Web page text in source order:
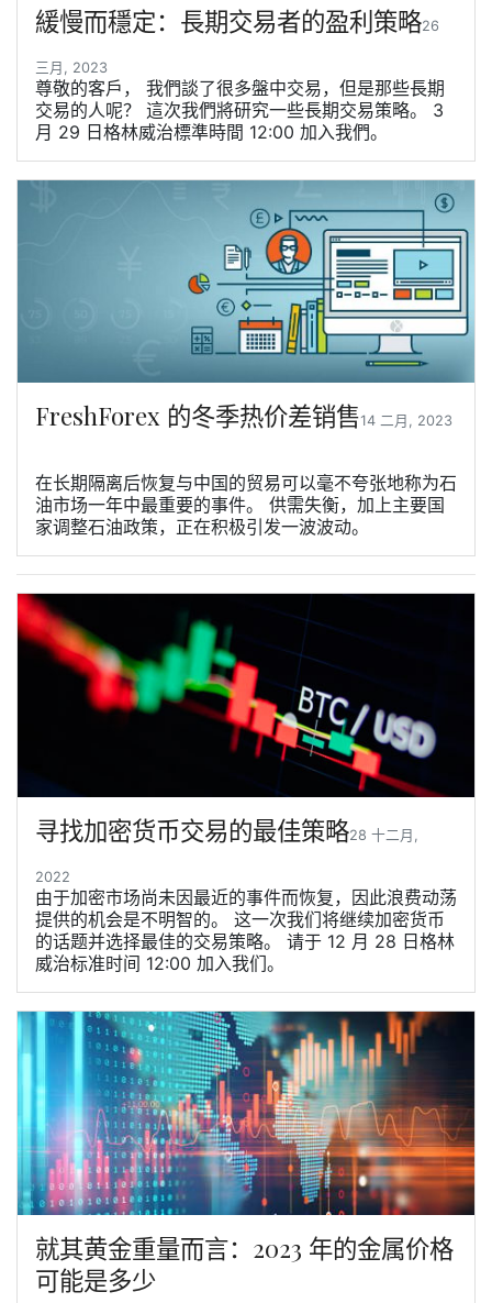
緩慢而穩定：長期交易者的盈利策略26
三月, 2023
尊敬的客戶， 我們談了很多盤中交易，但是那些長期
交易的人呢？ 這次我們將研究一些長期交易策略。 3
月 29 日格林威治標準時間 12:00 加入我們。
FreshForex 的冬季热价差销售14 二月, 2023
在长期隔离后恢复与中国的贸易可以毫不夸张地称为石
油市场一年中最重要的事件。 供需失衡，加上主要国
家调整石油政策，正在积极引发一波波动。
寻找加密货币交易的最佳策略28 十二月,
2022
由于加密市场尚未因最近的事件而恢复，因此浪费动荡
提供的机会是不明智的。 这一次我们将继续加密货币
的话题并选择最佳的交易策略。 请于 12 月 28 日格林
威治标准时间 12:00 加入我们。
就其黄金重量而言：2023 年的金属价格
可能是多少